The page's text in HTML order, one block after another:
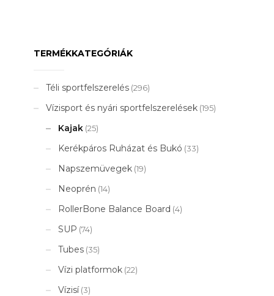
TERMÉKKATEGÓRIÁK
Téli sportfelszerelés (296)
Vízisport és nyári sportfelszerelések (195)
Kajak (25)
Kerékpáros Ruházat és Bukó (33)
Napszemüvegek (19)
Neoprén (14)
RollerBone Balance Board (4)
SUP (74)
Tubes (35)
Vízi platformok (22)
Vízisí (3)